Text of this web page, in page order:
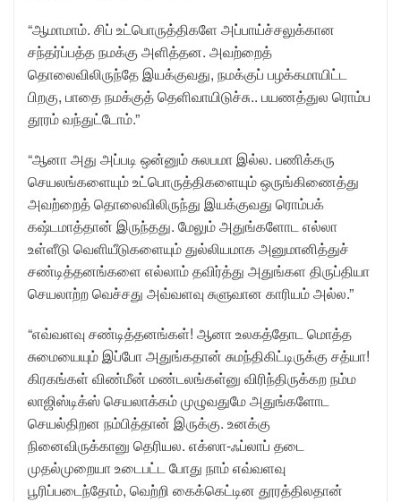
“ஆமாமாம். சிப் உட்பொருத்திகளே அப்பாய்ச்சலுக்கான
சந்தர்ப்பத்த நமக்கு அளித்தன. அவற்றைத்
தொலைவிலிருந்தே இயக்குவது, நமக்குப் பழக்கமாயிட்ட
பிறகு, பாதை நமக்குத் தெளிவாயிடுச்சு.. பயணத்துல ரொம்ப
தூரம் வந்துட்டோம்.”
“ஆனா அது அப்படி ஒன்னும் சுலபமா இல்ல. பணிக்கரு
செயலங்களையும் உட்பொருத்திகளையும் ஒருங்கிணைத்து
அவற்றைத் தொலைவிலிருந்து இயக்குவது ரொம்பக்
கஷ்டமாத்தான் இருந்தது. மேலும் அதுங்களோட எல்லா
உள்ளீடு வெளியீடுகளையும் துல்லியமாக அனுமானித்துச்
சண்டித்தனங்களை எல்லாம் தவிர்த்து அதுங்கள திருப்தியா
செயலாற்ற வெச்சது அவ்வளவு சுளுவான காரியம் அல்ல.”
“எவ்வளவு சண்டித்தனங்கள்! ஆனா உலகத்தோட மொத்த
சுமையையும் இப்போ அதுங்கதான் சுமந்திகிட்டிருக்கு சத்யா!
கிரகங்கள் விண்மீன் மண்டலங்கள்னு விரிந்திருக்கற நம்ம
லாஜிஸ்டிக்ஸ் செயலாக்கம் முழுவதுமே அதுங்களோட
செயல்திறன நம்பித்தான் இருக்கு. உனக்கு
நினைவிருக்கானு தெரியல. எக்ஸா-ஃப்லாப் தடை
முதல்முறையா உடைபட்ட போது நாம் எவ்வளவு
பூரிப்படைந்தோம், வெற்றி கைக்கெட்டின தூரத்திலதான்